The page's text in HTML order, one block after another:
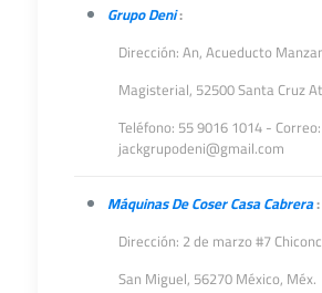
Grupo Deni:
Dirección: An, Acueducto
Magisterial, 52500 Santa Cruz
Teléfono: 55 9016 1014 - Correo:
jackgrupodeni@gmail.com
Máquinas De Coser Casa Cabrera:
Dirección: 2 de marzo #7
San Miguel, 56270 México, Méx.